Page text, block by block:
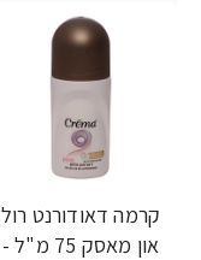
קרמה דאודורנט רול
און מאסק 75 מ"ל -